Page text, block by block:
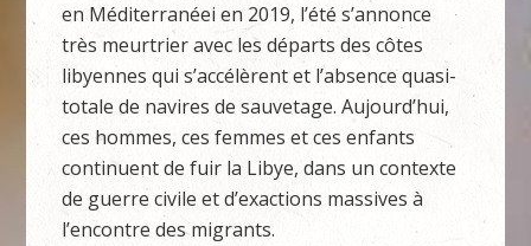
en Méditerranéei en 2019, l’été s’annonce
très meurtrier avec les départs des côtes
libyennes qui s’accélèrent et l’absence quasi-
totale de navires de sauvetage. Aujourd’hui,
ces hommes, ces femmes et ces enfants
continuent de fuir la Libye, dans un contexte
de guerre civile et d’exactions massives à
l’encontre des migrants.